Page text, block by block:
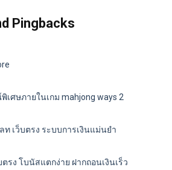
Pingbacks
ศษภายในเกม mahjong ways 2
ท เว็บตรง ระบบการเงินแม่นยำ
ตรง โบนัสแตกง่าย ฝากถอนเงินเร็ว